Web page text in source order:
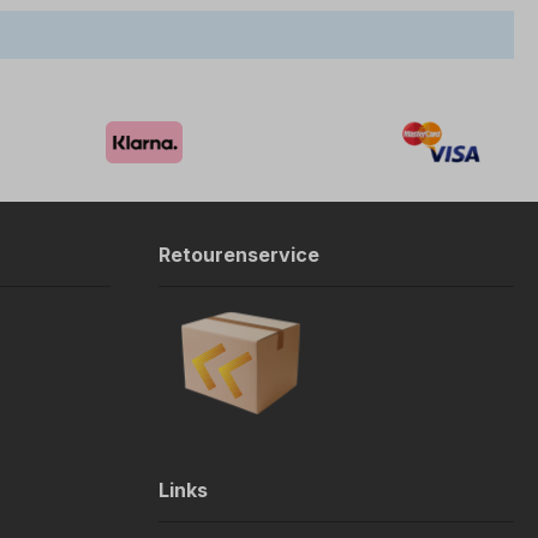
Retourenservice
Links